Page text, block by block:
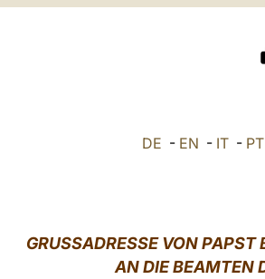
DE - EN - IT- PT
GRUSSADRESSE VON PAPST
AN DIE BEAMTEN